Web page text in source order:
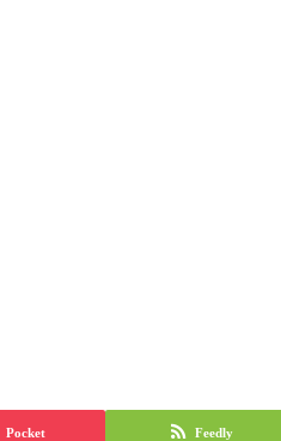
Pocket Feedly